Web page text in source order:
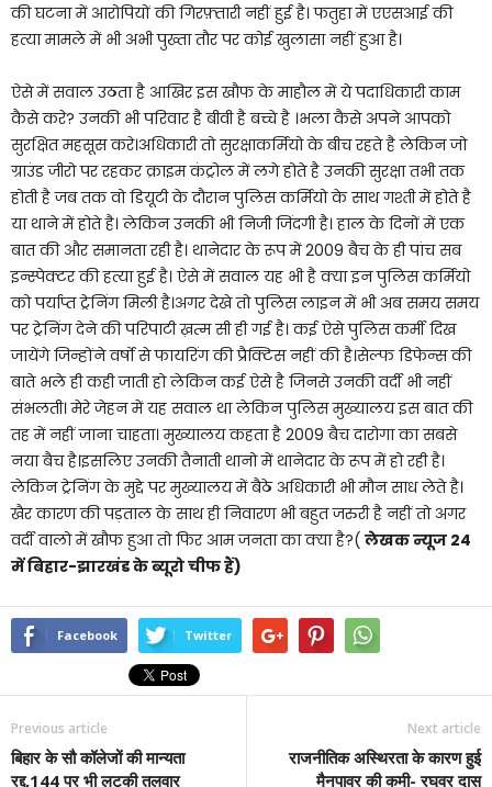
की घटना में आरोपियों की गिरफ़्तारी नहीं हुई है। फतुहा में एएसआई की
हत्या मामले में भी अभी पुख्ता तौर पर कोई खुलासा नहीं हुआ है।
ऐसे में सवाल उठता है आखिर इस खौफ के माहौल में ये पदाधिकारी काम
कैसे करे? उनकी भी परिवार है बीवी है बच्चे है ।भला कैसे अपने आपको
सुरक्षित महसूस करे।अधिकारी तो सुरक्षाकर्मियो के बीच रहते है लेकिन जो
ग्राउंड जीरो पर रहकर क्राइम कंट्रोल में लगे होते है उनकी सुरक्षा तभी तक
होती है जब तक वो डियूटी के दौरान पुलिस कर्मियो के साथ गश्ती में होते है
या थाने में होते है। लेकिन उनकी भी निजी जिंदगी है। हाल के दिनों में एक
बात की और समानता रही है। थानेदार के रूप में 2009 बैच के ही पांच सब
इन्स्पेक्टर की हत्या हुई है। ऐसे में सवाल यह भी है क्या इन पुलिस कर्मियो
को पर्याप्त ट्रेनिंग मिली है।अगर देखे तो पुलिस लाइन में भी अब समय समय
पर ट्रेनिंग देने की परिपाटी ख़त्म सी ही गई है। कई ऐसे पुलिस कर्मी दिख
जायेंगे जिन्होंने वर्षो से फायरिंग की प्रैक्टिस नहीं की है।सेल्फ डिफेन्स की
बाते भले ही कही जाती हो लेकिन कई ऐसे है जिनसे उनकी वर्दी भी नहीं
संभलती। मेरे जेहन में यह सवाल था लेकिन पुलिस मुख्यालय इस बात की
तह में नहीं जाना चाहता। मुख्यालय कहता है 2009 बैच दारोगा का सबसे
नया बैच है।इसलिए उनकी तैनाती थानो में थानेदार के रूप में हो रही है।
लेकिन ट्रेनिंग के मुद्दे पर मुख्यालय में बैठे अधिकारी भी मौन साध लेते है।
खैर कारण की पड़ताल के साथ ही निवारण भी बहुत जरुरी है नहीं तो अगर
वर्दी वालो में खौफ हुआ तो फिर आम जनता का क्या है?( लेखक न्यूज 24
में बिहार-झारखंड के ब्यूरो चीफ हैं)
Facebook Twitter
Previous article
बिहार के सौ कॉलेजों की मान्यता
रद्द,144 पर भी लटकी तलवार
Next article
राजनीतिक अस्थिरता के कारण हुई
मैनपावर की कमी- रघुवर दास